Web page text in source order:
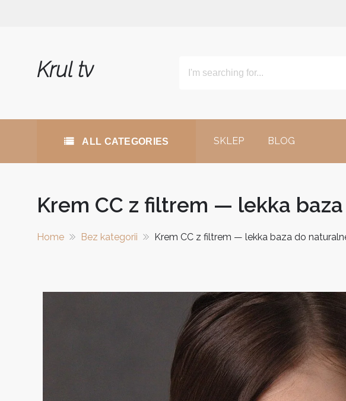
Krul tv
ALL CATEGORIES SKLEP BLOG
Krem CC z filtrem — lekka
Home Bez kategorii Krem CC z filtrem — lekka baza do